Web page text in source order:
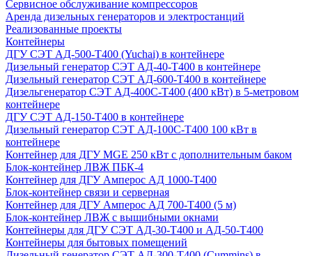
Сервисное обслуживание компрессоров
Аренда дизельных генераторов и электростанций
Реализованные проекты
Контейнеры
ДГУ СЭТ АД-500-Т400 (Yuchai) в контейнере
Дизельный генератор СЭТ АД-40-Т400 в контейнере
Дизельный генератор СЭТ АД-600-Т400 в контейнере
Дизельгенератор СЭТ АД-400С-Т400 (400 кВт) в 5-метровом
контейнере
ДГУ СЭТ АД-150-Т400 в контейнере
Дизельный генератор СЭТ АД-100С-Т400 100 кВт в
контейнере
Контейнер для ДГУ MGE 250 кВт с дополнительным баком
Блок-контейнер ЛВЖ ПБК-4
Контейнер для ДГУ Амперос АД 1000-Т400
Блок-контейнер связи и серверная
Контейнер для ДГУ Амперос АД 700-Т400 (5 м)
Блок-контейнер ЛВЖ с вышибными окнами
Контейнеры для ДГУ СЭТ АД-30-Т400 и АД-50-Т400
Контейнеры для бытовых помещений